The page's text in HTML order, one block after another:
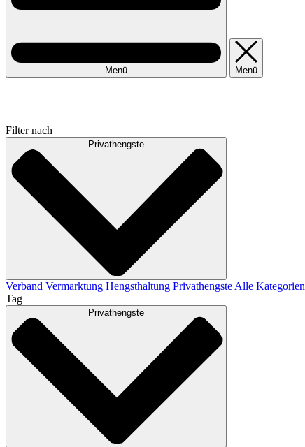
Menü Menü
Filter nach
Privathengste
Verband Vermarktung Hengsthaltung Privathengste Alle Kategorien
Tag
Privathengste